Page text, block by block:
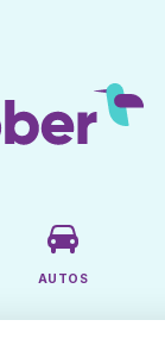
AUTOS